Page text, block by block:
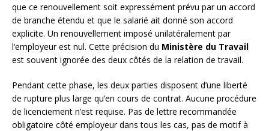
que ce renouvellement soit expressément prévu par un accord
de branche étendu et que le salarié ait donné son accord
explicite. Un renouvellement imposé unilatéralement par
l’employeur est nul. Cette précision du Ministère du Travail
est souvent ignorée des deux côtés de la relation de travail.
Pendant cette phase, les deux parties disposent d’une liberté
de rupture plus large qu’en cours de contrat. Aucune procédure
de licenciement n’est requise. Pas de lettre recommandée
obligatoire côté employeur dans tous les cas, pas de motif à